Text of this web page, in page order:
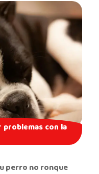
con la
perro no ronque